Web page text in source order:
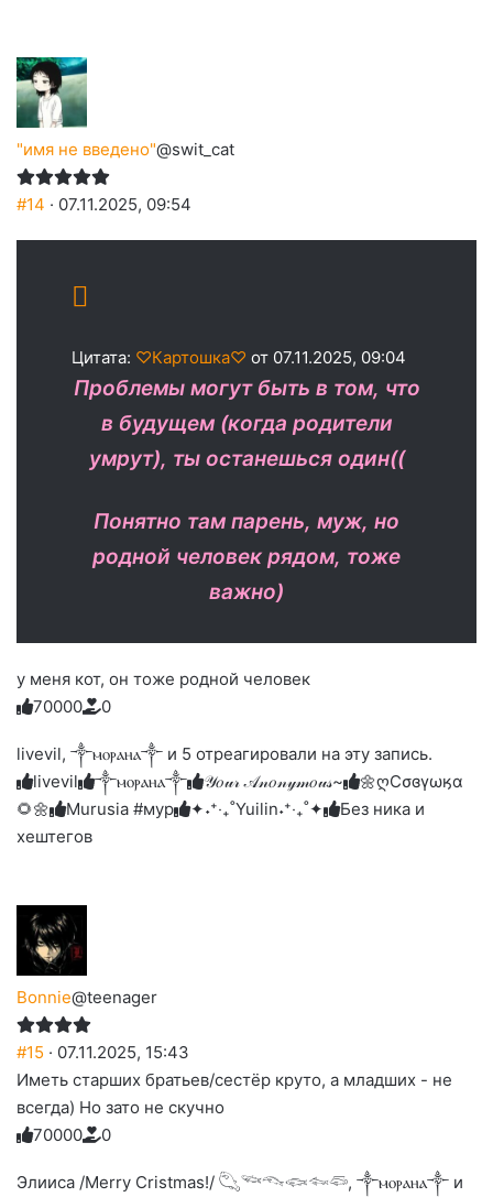
"имя не введено"@swit_cat
#14 · 07.11.2025, 09:54
Цитата: ♡Картошка♡ от 07.11.2025, 09:04
Проблемы могут быть в том, что
в будущем (когда родители
умрут), ты останешься один((
Понятно там парень, муж, но
родной человек рядом, тоже
важно)
у меня кот, он тоже родной человек
Голосуйте
вверх.
7
Нажмите
реакцию:
улыбаюсь
0
Нажмите
реакцию:
смеюсь
до
слез
0
Нажмите
реакцию:
печаль
0
Нажмите
реакцию:
плачу
0
Нажмите
благодарю
0
livevil, ༒ⲙⲟⲣⲁⲏⲁ༒ и 5 отреагировали на эту запись.
livevil
༒ⲙⲟⲣⲁⲏⲁ༒ 𝒴𝑜𝓊𝓇 𝒜𝓃𝑜𝓃𝓎𝓂𝑜𝓊𝓈~
🌼ღСσɞγωӄα
🌻🌼
Murusia #мур ✦˖⁺‧₊˚Yuilin˖⁺‧₊˚✦
Без ника и
хештегов
Bonnie@teenager
#15 · 07.11.2025, 15:43
Иметь старших братьев/сестёр круто, а младших - не
всегда) Но зато не скучно
Голосуйте
вверх.
7
Нажмите
реакцию:
0
Нажмите
реакцию:
0
Нажмите
реакцию:
0
Нажмите
реакцию:
0
Нажмите
благодарю
0
Элииса /Merry Cristmas!/ 𓆡𓆝𓆞𓆟𓆜𓆛, ༒ⲙⲟⲣⲁⲏⲁ༒ и